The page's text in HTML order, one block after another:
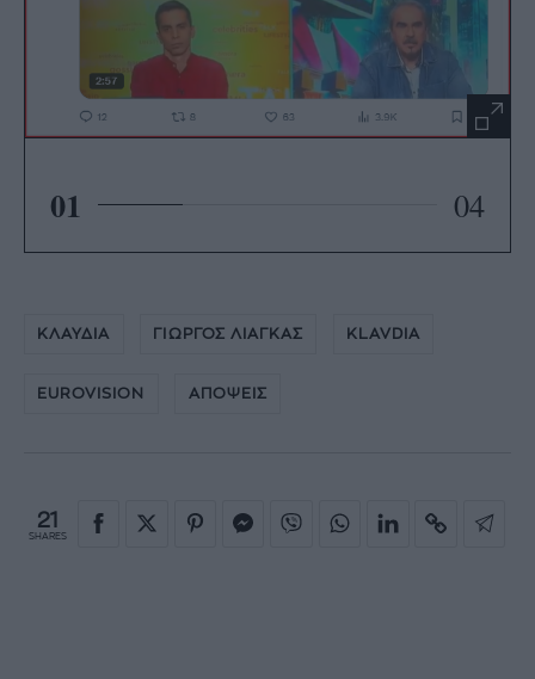
01 04
ΚΛΑΥΔΙΑ ΓΙΩΡΓΟΣ ΛΙΑΓΚΑΣ KLAVDIA
EUROVISION ΑΠΟΨΕΙΣ
21
SHARES